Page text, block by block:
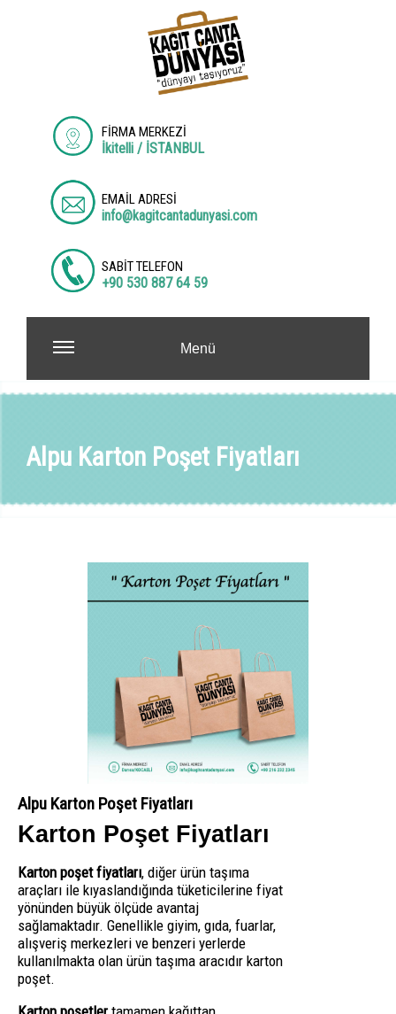
FİRMA MERKEZİ
İkitelli / İSTANBUL
EMAİL ADRESİ
info@kagitcantadunyasi.com
SABİT TELEFON
+90 530 887 64 59
Menü
Alpu Karton Poşet Fiyatları
Alpu Karton Poşet Fiyatları
Karton Poşet Fiyatları
Karton poşet fiyatları, diğer ürün taşıma
araçları ile kıyaslandığında tüketicilerine fiyat
yönünden büyük ölçüde avantaj
sağlamaktadır. Genellikle giyim, gıda, fuarlar,
alışveriş merkezleri ve benzeri yerlerde
kullanılmakta olan ürün taşıma aracıdır karton
poşet.